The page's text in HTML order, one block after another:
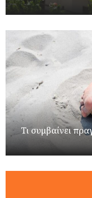
Τι συμβαίνει